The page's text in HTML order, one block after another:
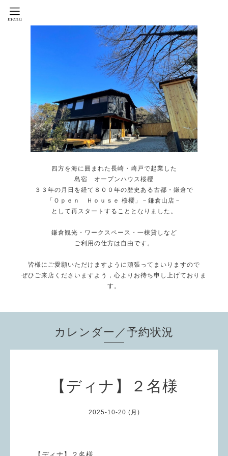
四方を海に囲まれた長崎・崎戸で起業した
島宿 オープンハウス桜櫻
３３年の月日を経て８００年の歴史ある古都・鎌倉で
「Ｏｐｅｎ Ｈｏｕｓｅ 桜櫻」－鎌倉山店－
として再スタートすることとなりました。
鎌倉観光・ワークスペース・一棟貸しなど
ご利用の仕方は自由です。
皆様にご愛願いただけますように頑張ってまいりますので
ぜひご来店くださいますよう，心よりお待ち申し上げておりま
す。
カレンダー／予約状況
【ディナ】２名様
2025-10-20 (月)